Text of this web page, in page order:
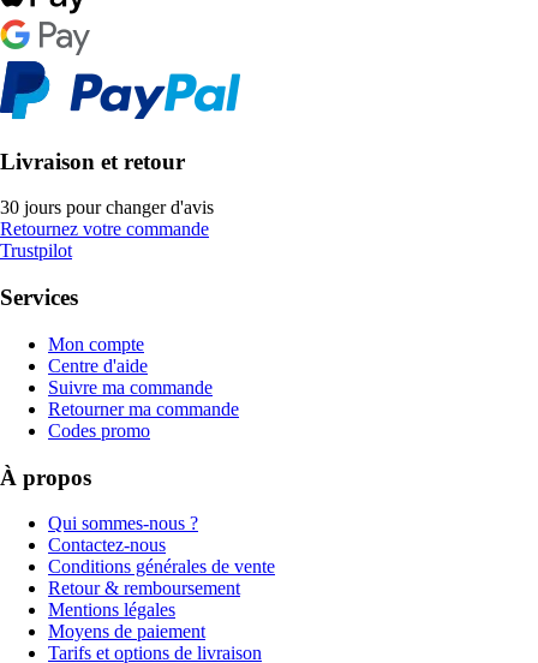
Livraison et retour
30 jours pour changer d'avis
Retournez votre commande
Trustpilot
Services
Mon compte
Centre d'aide
Suivre ma commande
Retourner ma commande
Codes promo
À propos
Qui sommes-nous ?
Contactez-nous
Conditions générales de vente
Retour & remboursement
Mentions légales
Moyens de paiement
Tarifs et options de livraison